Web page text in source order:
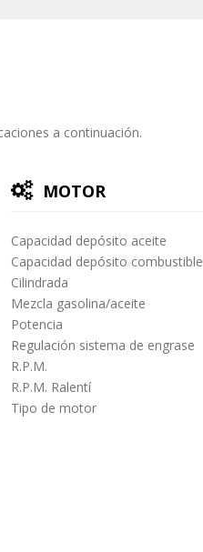
a continuación.
MOTOR
Capacidad depósito aceite
Capacidad depósito combustible
Cilindrada
Mezcla gasolina/aceite
Potencia
Regulación sistema de engrase
R.P.M.
R.P.M. Ralentí
Tipo de motor